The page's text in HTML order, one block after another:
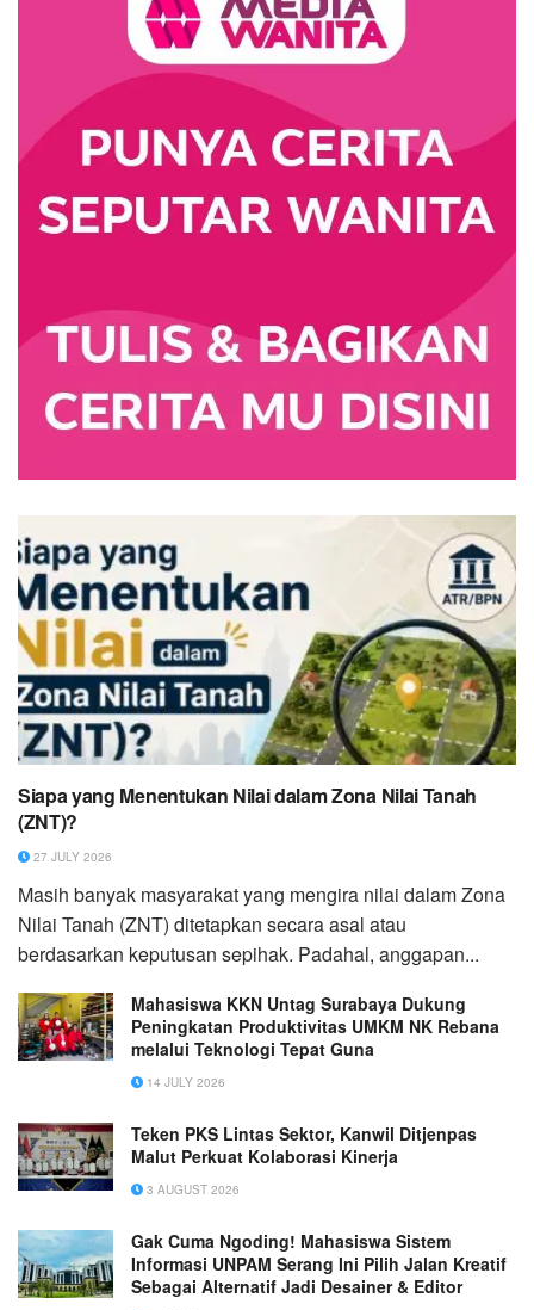
Siapa yang Menentukan Nilai dalam Zona Nilai Tanah
(ZNT)?
27 JULY 2026
Masih banyak masyarakat yang mengira nilai dalam Zona
Nilai Tanah (ZNT) ditetapkan secara asal atau
berdasarkan keputusan sepihak. Padahal, anggapan...
Mahasiswa KKN Untag Surabaya Dukung
Peningkatan Produktivitas UMKM NK Rebana
melalui Teknologi Tepat Guna
14 JULY 2026
Teken PKS Lintas Sektor, Kanwil Ditjenpas
Malut Perkuat Kolaborasi Kinerja
3 AUGUST 2026
Gak Cuma Ngoding! Mahasiswa Sistem
Informasi UNPAM Serang Ini Pilih Jalan Kreatif
Sebagai Alternatif Jadi Desainer & Editor